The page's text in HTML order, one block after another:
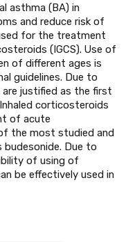
asthma (BA) in
and reduce risk of
for the treatment
(IGCS). Use of
of different ages is
guidelines. Due to
justified as the first
corticosteroids
of acute
the most studied and
Due to
of using of
be effectively used in